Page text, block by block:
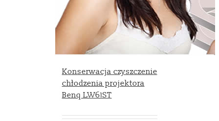
Konserwacja czyszczenie
chłodzenia projektora
Benq LW61ST